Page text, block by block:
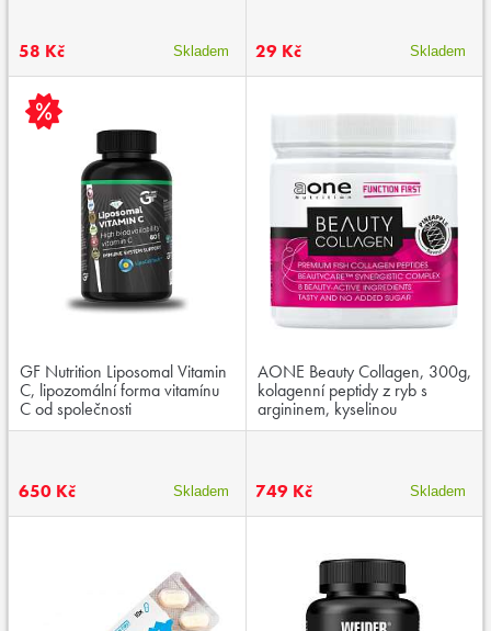
58 Kč Skladem 29 Kč Skladem
GF Nutrition Liposomal Vitamin
C, lipozomální forma vitamínu
C od společnosti
LipoCellTech™
650 Kč Skladem
AONE Beauty Collagen, 300g,
kolagenní peptidy z ryb s
argininem, kyselinou
hyaluronovou, vitaminem C a
749 Kč
Skladem